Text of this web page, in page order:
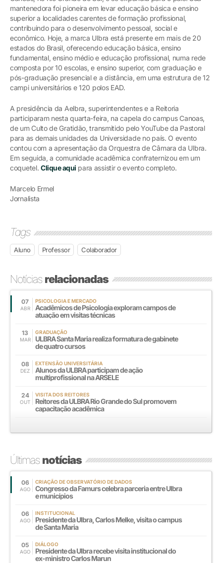
mantenedora foi pioneira em levar educação básica e ensino
superior a localidades carentes de formação profissional,
contribuindo para o desenvolvimento pessoal, social e
econômico. Hoje, a marca Ulbra está presente em mais de 20
estados do Brasil, oferecendo educação básica, ensino
fundamental, ensino médio e educação profissional, numa rede
composta por 10 escolas, e ensino superior, com graduação e
pós-graduação presencial e a distância, em uma estrutura de 12
campi universitários e 120 polos EAD.
A presidência da Aelbra, superintendentes e a Reitoria
participaram nesta quarta-feira, na capela do campus Canoas,
de um Culto de Gratidão, transmitido pelo YouTube da Pastoral
para as demais unidades da Universidade no país. O evento
contou com a apresentação da Orquestra de Câmara da Ulbra.
Em seguida, a comunidade acadêmica confraternizou em um
coquetel.Clique aqui para assistir o evento completo.
Marcelo Ermel
Jornalista
Tags
Aluno Professor Colaborador
Notíciasrelacionadas
07
ABR
PSICOLOGIA E MERCADO
Acadêmicos de Psicologia exploram campos de
atuação em visitas técnicas
13
MAR
GRADUAÇÃO
ULBRA Santa Maria realiza formatura de gabinete
de quatro cursos
08
DEZ
EXTENSÃO UNIVERSITÁRIA
Alunos da ULBRA participam de ação
multiprofissional na ARSELE
24
OUT
VISITA DOS REITORES
Reitores da ULBRA Rio Grande do Sul promovem
capacitação acadêmica
Últimasnotícias
06
AGO
CRIAÇÃO DE OBSERVATÓRIO DE DADOS
Congresso da Famurs celebra parceria entre Ulbra
e municípios
06
AGO
INSTITUCIONAL
Presidente da Ulbra, Carlos Melke, visita o campus
de Santa Maria
05
AGO
DIÁLOGO
Presidente da Ulbra recebe visita institucional do
ex-ministro Carlos Marun